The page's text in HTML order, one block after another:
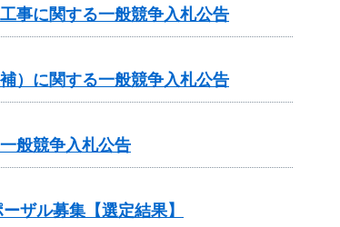
事に関する一般競争入札公告
）に関する一般競争入札公告
般競争入札公告
ザル募集【選定結果】